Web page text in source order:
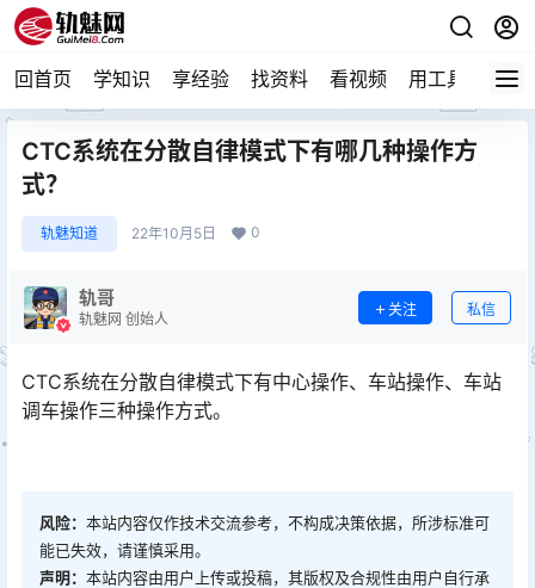
回首页 学知识 享经验 找资料 看视频 用工具 论技
CTC系统在分散自律模式下有哪几种操作方
式？
轨魅知道 22年10月5日 0
轨哥
轨魅网 创始人
关注 私信
CTC系统在分散自律模式下有中心操作、车站操作、车站
调车操作三种操作方式。
风险： 本站内容仅作技术交流参考，不构成决策依据，所涉标准可
能已失效，请谨慎采用。
声明： 本站内容由用户上传或投稿，其版权及合规性由用户自行承